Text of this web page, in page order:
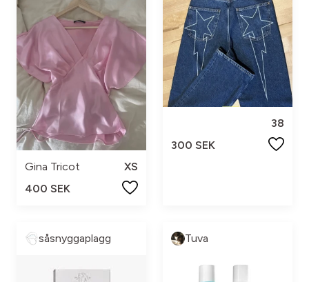
Gina Tricot
XS
400 SEK
38
300 SEK
såsnyggaplagg Tuva